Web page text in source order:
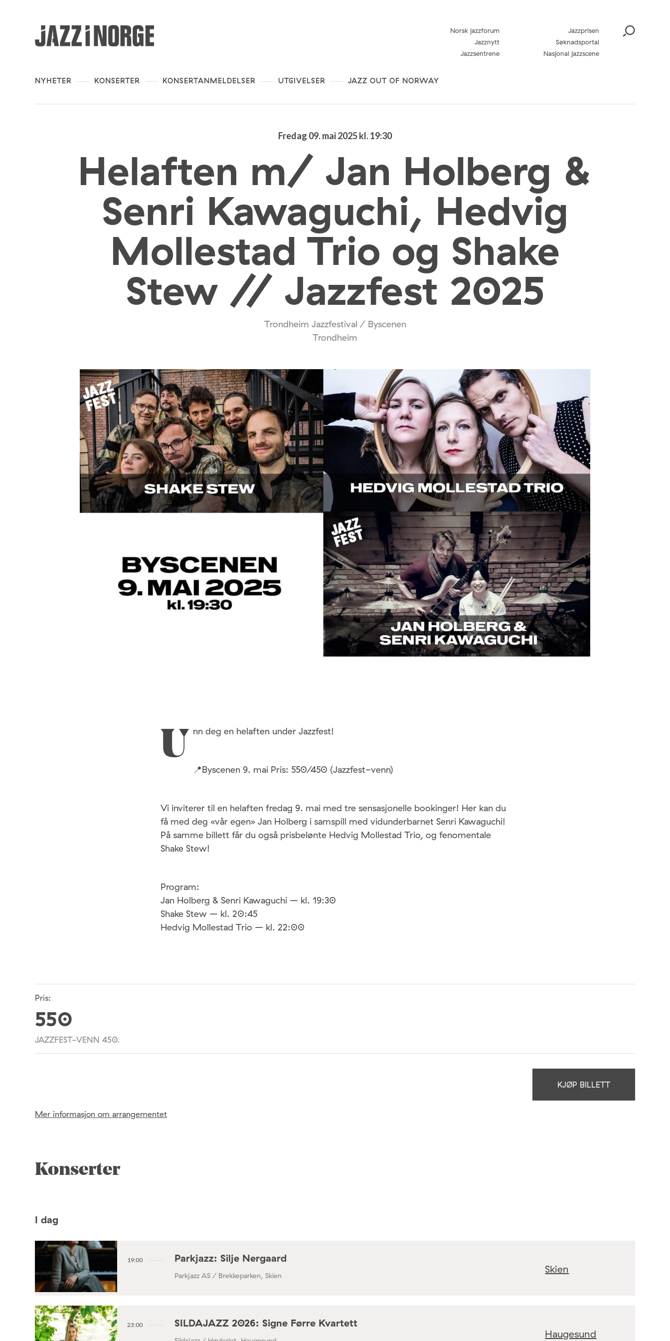
NYHETER KONSERTER KONSERTANMELDELSER UTGIVELSER JAZZ OUT OF NORWAY
Norsk jazzforum
Jazzprisen
Jazznytt
Søknadsportal
Jazzsentrene
Nasjonal jazzscene
Fredag 09. mai 2025 kl. 19:30
Helaften m/ Jan Holberg &
Senri Kawaguchi, Hedvig
Mollestad Trio og Shake
Stew // Jazzfest 2025
Trondheim Jazzfestival / Byscenen
Trondheim
U nn deg en helaften under Jazzfest!
📍Byscenen 9. mai Pris: 550/450 (Jazzfest-venn)
Vi inviterer til en helaften fredag 9. mai med tre sensasjonelle bookinger! Her kan du
få med deg «vår egen» Jan Holberg i samspill med vidunderbarnet Senri Kawaguchi!
På samme billett får du også prisbelønte Hedvig Mollestad Trio, og fenomentale
Shake Stew!
Program:
Jan Holberg & Senri Kawaguchi – kl. 19:30
Shake Stew – kl. 20:45
Hedvig Mollestad Trio – kl. 22:00
Pris:
550
JAZZFEST-VENN 450.
KJØP BILLETT
Mer informasjon om arrangementet
Konserter
I dag
19:00 Parkjazz: Silje Nergaard
Parkjazz AS / Brekkeparken, Skien
Skien
23:00 SILDAJAZZ 2026: Signe Førre Kvartett
Haugesund